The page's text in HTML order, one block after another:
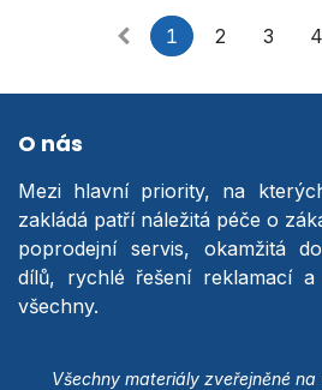
1 2 3 4
O nás
Mezi hlavní priority, na
zakládá patří náležitá péče o
poprodejní servis, okamžitá
dílů, rychlé řešení reklamací
všechny.
Všechny materiály zveřejněné